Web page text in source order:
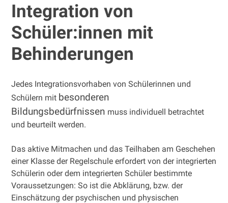
Integration von
Schüler:innen mit
Behinderungen
Jedes Integrationsvorhaben von Schülerinnen und
Schülern mit besonderen
Bildungsbedürfnissen muss individuell betrachtet
und beurteilt werden.
Das aktive Mitmachen und das Teilhaben am Geschehen
einer Klasse der Regelschule erfordert von der integrierten
Schülerin oder dem integrierten Schüler bestimmte
Voraussetzungen: So ist die Abklärung, bzw. der
Einschätzung der psychischen und physischen